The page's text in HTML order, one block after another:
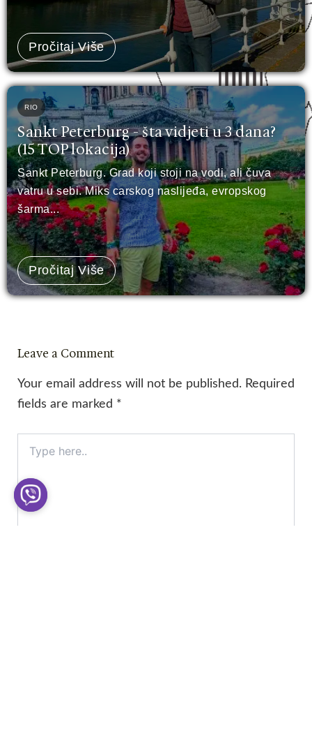
Pročitaj Više
RIO
Sankt Peterburg - šta vidjeti u 3 dana?
(15 TOP lokacija)
Sankt Peterburg. Grad koji stoji na vodi, ali čuva
vatru u sebi. Miks carskog naslijeđa, evropskog
šarma...
Pročitaj Više
Leave a Comment
Your email address will not be published. Required
fields are marked *
here..